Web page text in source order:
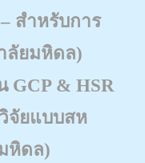
สำหรับการ
ลัยมหิดล)
GCP & HSR
จัยแบบสห
หิดล)